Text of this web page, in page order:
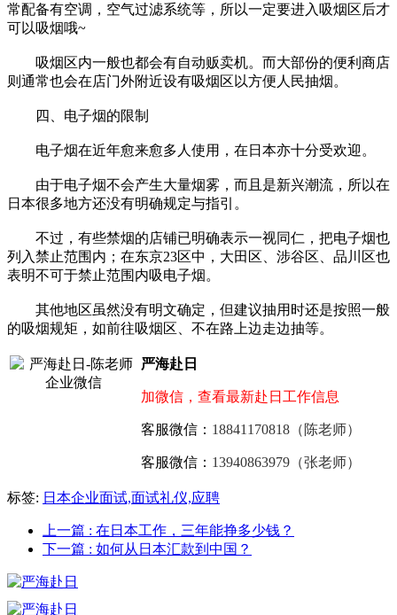
常配备有空调，空气过滤系统等，所以一定要进入吸烟区后才
可以吸烟哦~
吸烟区内一般也都会有自动贩卖机。而大部份的便利商店
则通常也会在店门外附近设有吸烟区以方便人民抽烟。
四、电子烟的限制
电子烟在近年愈来愈多人使用，在日本亦十分受欢迎。
由于电子烟不会产生大量烟雾，而且是新兴潮流，所以在
日本很多地方还没有明确规定与指引。
不过，有些禁烟的店铺已明确表示一视同仁，把电子烟也
列入禁止范围内；在东京23区中，大田区、涉谷区、品川区也
表明不可于禁止范围内吸电子烟。
其他地区虽然没有明文确定，但建议抽用时还是按照一般
的吸烟规矩，如前往吸烟区、不在路上边走边抽等。
严海赴日
加微信，查看最新赴日工作信息
客服微信： 18841170818（陈老师）
客服微信： 13940863979（张老师）
标签: 日本企业面试,面试礼仪,应聘
上一篇 : 在日本工作，三年能挣多少钱？
下一篇 : 如何从日本汇款到中国？